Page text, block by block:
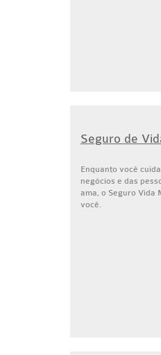
Seguro de
Enquanto você
negócios e das
ama, o Seguro Vida
você.